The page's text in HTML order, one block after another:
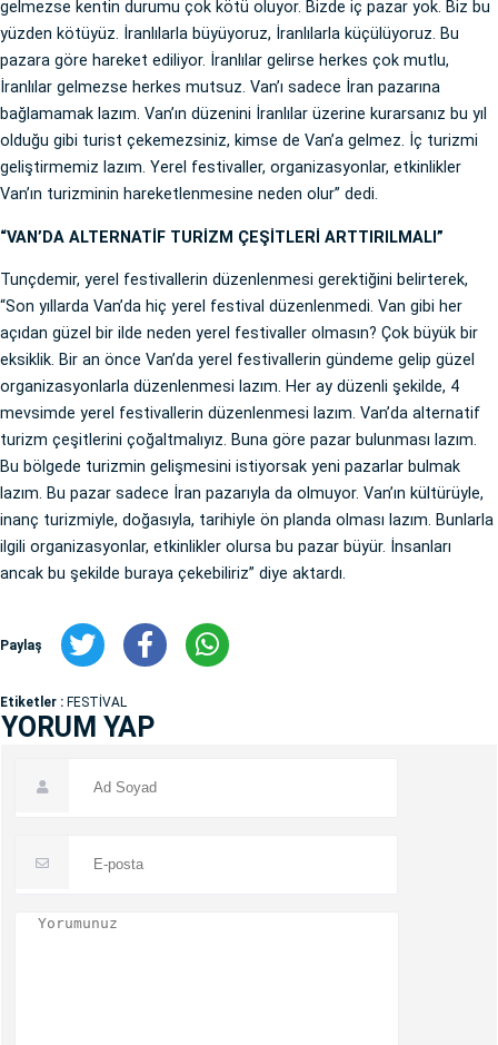
gelmezse kentin durumu çok kötü oluyor. Bizde iç pazar yok. Biz bu
yüzden kötüyüz. İranlılarla büyüyoruz, İranlılarla küçülüyoruz. Bu
pazara göre hareket ediliyor. İranlılar gelirse herkes çok mutlu,
İranlılar gelmezse herkes mutsuz. Van’ı sadece İran pazarına
bağlamamak lazım. Van’ın düzenini İranlılar üzerine kurarsanız bu yıl
olduğu gibi turist çekemezsiniz, kimse de Van’a gelmez. İç turizmi
geliştirmemiz lazım. Yerel festivaller, organizasyonlar, etkinlikler
Van’ın turizminin hareketlenmesine neden olur” dedi.
“VAN’DA ALTERNATİF TURİZM ÇEŞİTLERİ ARTTIRILMALI”
Tunçdemir, yerel festivallerin düzenlenmesi gerektiğini belirterek,
“Son yıllarda Van’da hiç yerel festival düzenlenmedi. Van gibi her
açıdan güzel bir ilde neden yerel festivaller olmasın? Çok büyük bir
eksiklik. Bir an önce Van’da yerel festivallerin gündeme gelip güzel
organizasyonlarla düzenlenmesi lazım. Her ay düzenli şekilde, 4
mevsimde yerel festivallerin düzenlenmesi lazım. Van’da alternatif
turizm çeşitlerini çoğaltmalıyız. Buna göre pazar bulunması lazım.
Bu bölgede turizmin gelişmesini istiyorsak yeni pazarlar bulmak
lazım. Bu pazar sadece İran pazarıyla da olmuyor. Van’ın kültürüyle,
inanç turizmiyle, doğasıyla, tarihiyle ön planda olması lazım. Bunlarla
ilgili organizasyonlar, etkinlikler olursa bu pazar büyür. İnsanları
ancak bu şekilde buraya çekebiliriz” diye aktardı.
Paylaş
Etiketler : FESTİVAL
YORUM YAP